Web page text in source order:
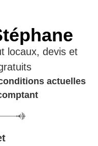
locaux, devis et
actuelles